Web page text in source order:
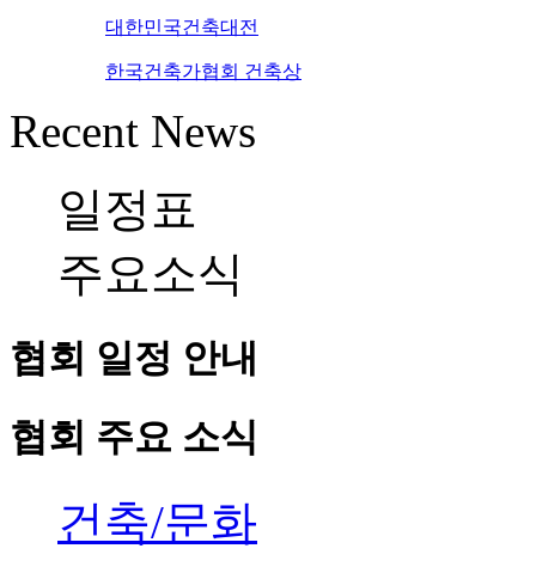
대한민국건축대전
한국건축가협회 건축상
Recent News
일정표
주요소식
협회 일정 안내
협회 주요 소식
건축/문화